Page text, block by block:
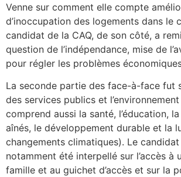
Venne sur comment elle compte
d’inoccupation des logements dans le
candidat de la CAQ, de son côté, a
question de l’indépendance, mise de
pour régler les problèmes
La seconde partie des face-à-face fut
des services publics et
comprend aussi la santé, l’éducation,
aînés, le développement durable et la
changements climatiques). Le candidat
notamment été interpellé sur l’accès à
famille et au guichet d’accès et sur la